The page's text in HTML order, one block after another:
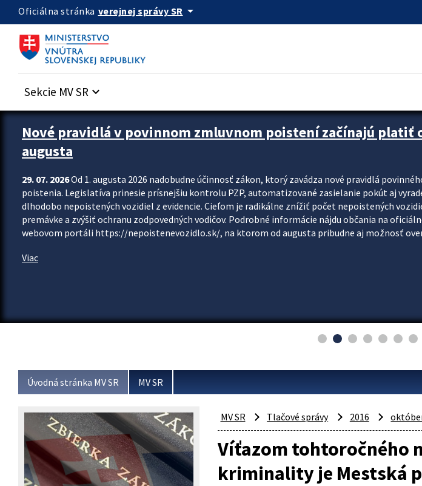
Preskocit na hlavný obsah
Oficiálna stránka verejnej správy SR arrow_drop_down
Sekcie MV SR keyboard_arrow_down
Zastavit automatický posun upútavok
Nové pravidlá v povinnom zmluvnom poistení začínajú platiť
augusta
29. 07. 2026Od 1. augusta 2026 nadobudne účinnosť zákon, ktorý zavádza nové pravidlá
poistenia. Legislatíva prinesie prísnejšiu kontrolu PZP, automatizované zasielanie pokút aj
dlhodobo nepoistených vozidiel z evidencie. Cieľom je radikálne znížiť počet nepoistených
premávke a zvýšiť ochranu zodpovedných vodičov. Podrobné informácie nájdu občania na
webovom portáli https://nepoistenevozidlo.sk/, na ktorom od augusta pribudne aj možnosť
Viac
Úvodná stránka MV SR MV SR
MV SR Tlačové správy 2016
Víťazom tohtoročného
kriminality je Mestská